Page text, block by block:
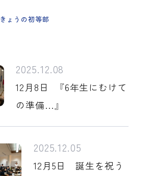
きょうの初等部
2025.12.08
12月8日 『6年生にむけて
の準備…』
2025.12.05
12月5日 誕生を祝う